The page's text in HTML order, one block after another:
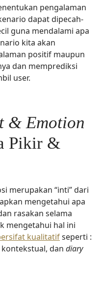
pengalaman
dapat dipecah-
guna mendalami apa
kita akan
positif maupun
dan memprediksi
user.
& Emotion
Pikir &
merupakan “inti” dari
mengetahui apa
rasakan selama
mengetahui hal ini
kualitatifseperti :
dan diary